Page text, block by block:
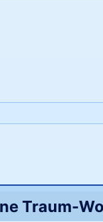
Traum-